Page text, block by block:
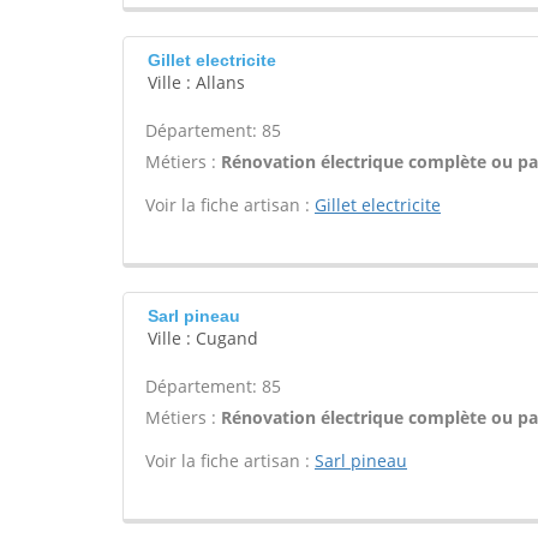
Gillet electricite
Ville : Allans
Département: 85
Métiers : Rénovation électrique complète ou
Voir la fiche artisan : Gillet electricite
Sarl pineau
Ville : Cugand
Département: 85
Métiers : Rénovation électrique complète ou
Voir la fiche artisan : Sarl pineau